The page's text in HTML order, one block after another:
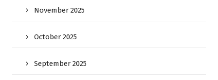
November 2025
October 2025
September 2025